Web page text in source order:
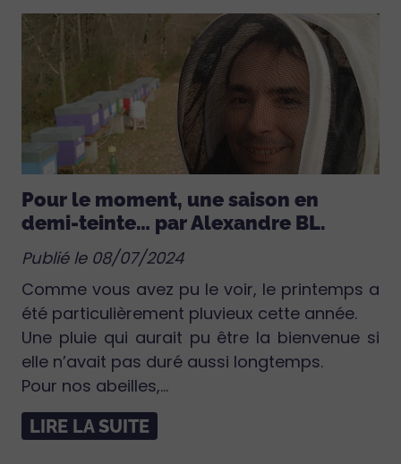
Pour le moment, une saison en
demi-teinte… par Alexandre BL.
Publié le 08/07/2024
Comme vous avez pu le voir, le printemps a
été particulièrement pluvieux cette année.
Une pluie qui aurait pu être la bienvenue si
elle n’avait pas duré aussi longtemps.
Pour nos abeilles,...
LIRE LA SUITE